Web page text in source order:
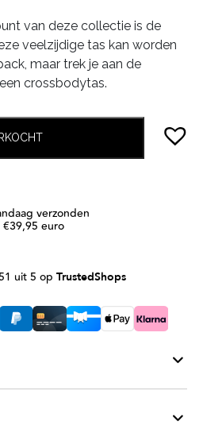
van deze collectie is de
veelzijdige tas kan worden
maar trek je aan de
crossbodytas.
verzonden
euro
uit 5 op TrustedShops